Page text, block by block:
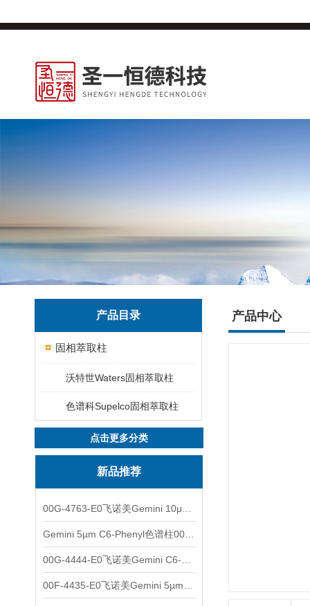
产品目录
固相萃取柱
沃特世Waters固相萃取柱
色谱科Supelco固相萃取柱
点击更多分类
新品推荐
产品中心